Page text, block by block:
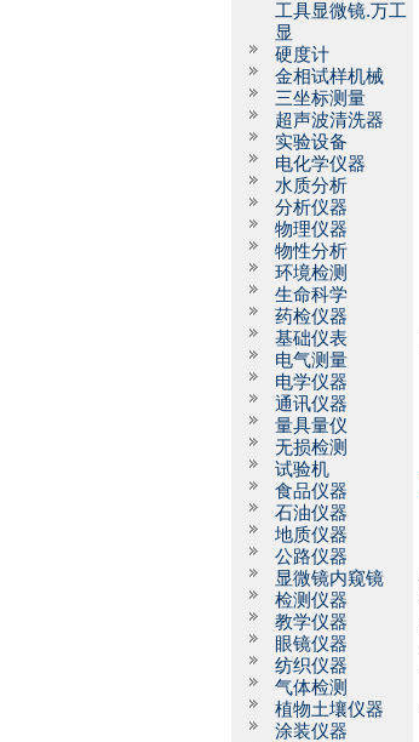
工具显微镜.万工
显
硬度计
金相试样机械
三坐标测量
超声波清洗器
实验设备
电化学仪器
水质分析
分析仪器
物理仪器
物性分析
环境检测
生命科学
药检仪器
基础仪表
电气测量
电学仪器
通讯仪器
量具量仪
无损检测
试验机
食品仪器
石油仪器
地质仪器
公路仪器
显微镜内窥镜
检测仪器
教学仪器
眼镜仪器
纺织仪器
气体检测
植物土壤仪器
涂装仪器